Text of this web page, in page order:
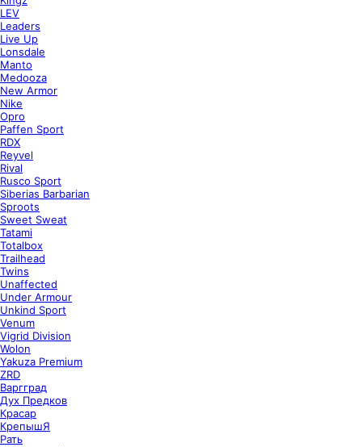
LEV
Leaders
Live Up
Lonsdale
Manto
Medooza
New Armor
Nike
Opro
Paffen Sport
RDX
Reyvel
Rival
Rusco Sport
Siberias Barbarian
Sproots
Sweet Sweat
Tatami
Totalbox
Trailhead
Twins
Unaffected
Under Armour
Unkind Sport
Venum
Vigrid Division
Wolon
Yakuza Premium
ZRD
Варгград
Дух Предков
Красар
КрепышЯ
Рать